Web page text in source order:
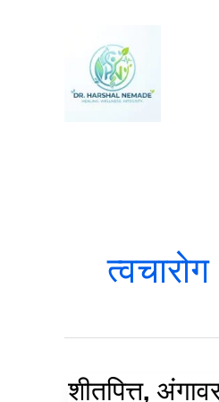
त्वचारोग
शीतपित्त,